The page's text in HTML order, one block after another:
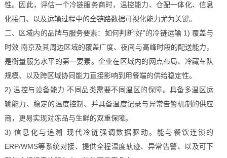
性。因此，评估一个冷链服务商时，温控能力、仓配一体化、信息
化接口、以及运输过程中的全链路数据可视化能力尤为关键。
二、区域内的品牌与服务要素：如何判断“好”的冷链运输 1) 覆盖与
时效 南京及其周边区域的覆盖广度、夜间与高峰时段的配送能力，
是衡量服务水平的第一要素。企业在区域内的网点布局、冷藏车队
规模、以及跨区域协同能力直接影响到用餐端的供给稳定性。
2) 温控与设备能力 不同品类需要不同温区的保障。具备多温区运
输能力、稳定的温度控制、并具备温度记录与异常告警机制的供应
商，更易实现对冻品与生鲜的双重保障。
3) 信息化与追溯 现代冷链强调数据驱动。能与餐饮连锁的
ERP/WMS等系统对接、提供全程温度轨迹、异常告警、以及可下